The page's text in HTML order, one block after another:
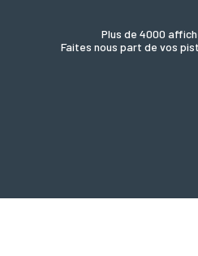
Plus de 4000
Faites nous part de vos